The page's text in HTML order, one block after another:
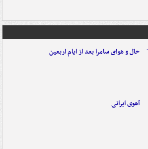
حال و هوای سامرا بعد از ایام اربعین
آهوی ایرانی